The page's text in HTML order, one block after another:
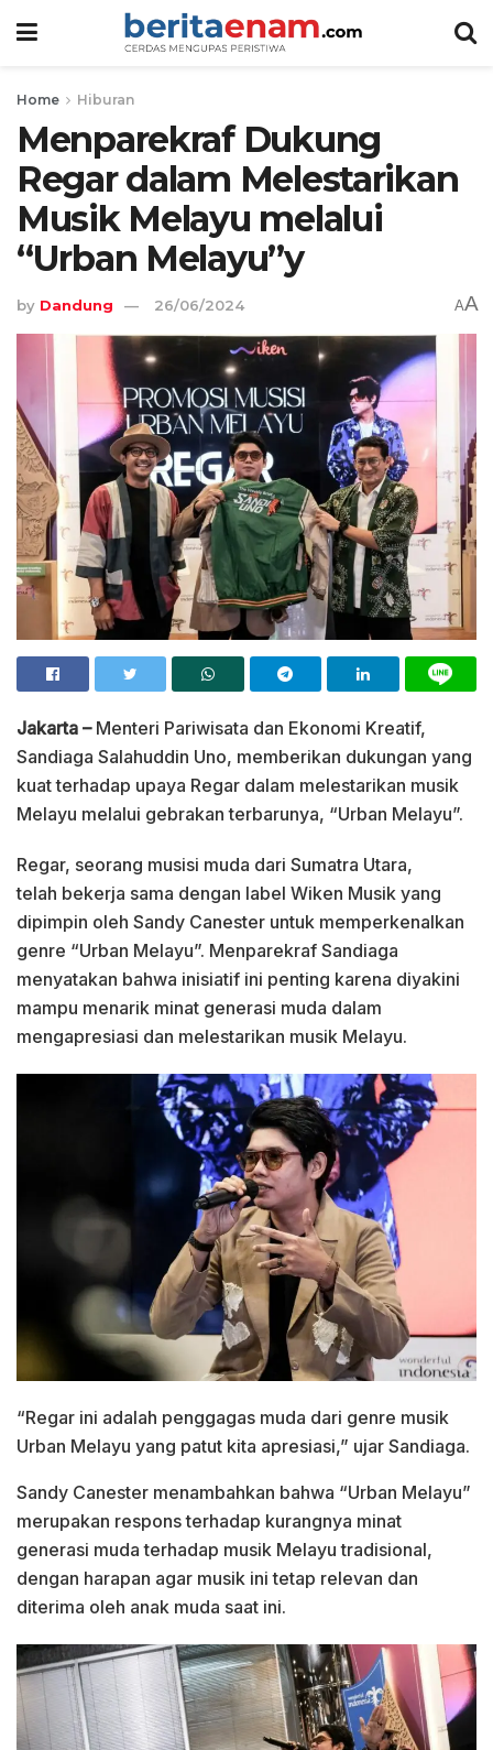
Home Hiburan
Menparekraf Dukung
Regar dalam Melestarikan
Musik Melayu melalui
“Urban Melayu”y
by Dandung 26/06/2024 AA
Jakarta –Menteri Pariwisata dan Ekonomi Kreatif,
Sandiaga Salahuddin Uno, memberikan dukungan yang
kuat terhadap upaya Regar dalam melestarikan musik
Melayu melalui gebrakan terbarunya, “Urban Melayu”.
Regar, seorang musisi muda dari Sumatra Utara,
telah bekerja sama dengan label Wiken Musik yang
dipimpin oleh Sandy Canester untuk memperkenalkan
genre “Urban Melayu”. Menparekraf Sandiaga
menyatakan bahwa inisiatif ini penting karena diyakini
mampu menarik minat generasi muda dalam
mengapresiasi dan melestarikan musik Melayu.
“Regar ini adalah penggagas muda dari genre musik
Urban Melayu yang patut kita apresiasi,” ujar Sandiaga.
Sandy Canester menambahkan bahwa “Urban Melayu”
merupakan respons terhadap kurangnya minat
generasi muda terhadap musik Melayu tradisional,
dengan harapan agar musik ini tetap relevan dan
diterima oleh anak muda saat ini.